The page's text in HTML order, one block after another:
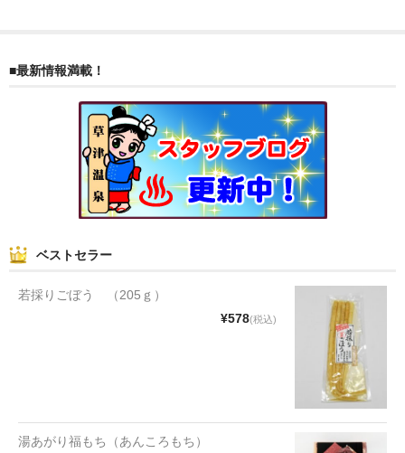
サンド
花豆
■最新情報満載！
ベストセラー
若採りごぼう （205ｇ）
¥578(税込)
湯あがり福もち（あんころもち）